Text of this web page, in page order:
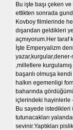
Bu işte başı çeken
ettikten sonrada
Kovboy filmlerinde
dışarıdan geldikleri
açmıyorum.Her taraf
İşte Emperyalizm
yazar,kurgular,dener-
,milletlere
başarılı olmuşa
halkın egemenligi
baharında
içlerindeki hayinlerle
Bu sayede istedikleri
tutunacakları
sevinir.Yaptıkları